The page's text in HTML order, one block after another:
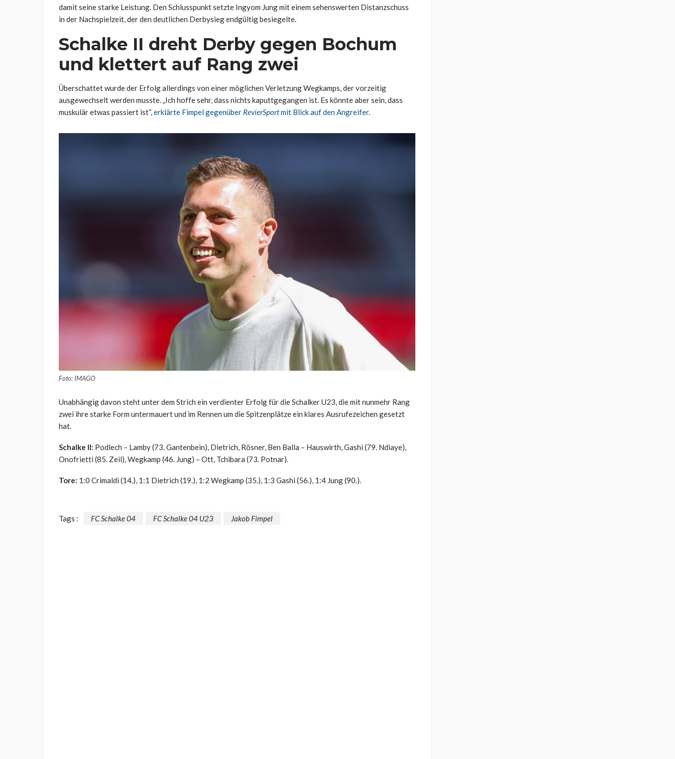
damit seine starke Leistung. Den Schlusspunkt setzte Ingyom Jung mit einem sehenswerten Distanzschuss
in der Nachspielzeit, der den deutlichen Derbysieg endgültig besiegelte.
Schalke II dreht Derby gegen Bochum
und klettert auf Rang zwei
Überschattet wurde der Erfolg allerdings von einer möglichen Verletzung Wegkamps, der vorzeitig
ausgewechselt werden musste. „Ich hoffe sehr, dass nichts kaputtgegangen ist. Es könnte aber sein, dass
muskulär etwas passiert ist“,erklärte Fimpel gegenüber RevierSportmit Blick auf den Angreifer.
Foto: IMAGO
Unabhängig davon steht unter dem Strich ein verdienter Erfolg für die Schalker U23, die mit nunmehr Rang
zwei ihre starke Form untermauert und im Rennen um die Spitzenplätze ein klares Ausrufezeichen gesetzt
hat.
Schalke II: Podlech – Lamby (73. Gantenbein), Dietrich, Rösner, Ben Balla – Hauswirth, Gashi (79. Ndiaye),
Onofrietti (85. Zeil), Wegkamp (46. Jung) – Ott, Tchibara (73. Potnar).
Tore: 1:0 Crimaldi (14.), 1:1 Dietrich (19.), 1:2 Wegkamp (35.), 1:3 Gashi (56.), 1:4 Jung (90.).
Tags : FC Schalke 04 FC Schalke 04 U23 Jakob Fimpel